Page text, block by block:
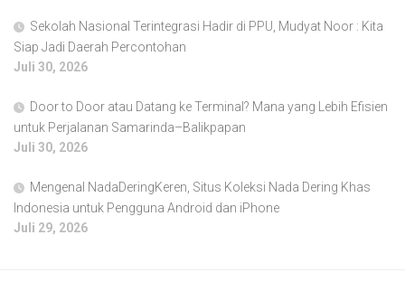
Sekolah Nasional Terintegrasi Hadir di PPU, Mudyat Noor : Kita
Siap Jadi Daerah Percontohan
Juli 30, 2026
Door to Door atau Datang ke Terminal? Mana yang Lebih Efisien
untuk Perjalanan Samarinda–Balikpapan
Juli 30, 2026
Mengenal NadaDeringKeren, Situs Koleksi Nada Dering Khas
Indonesia untuk Pengguna Android dan iPhone
Juli 29, 2026